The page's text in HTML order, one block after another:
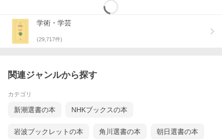
学術・学芸
(29,717件)
関連ジャンルから探す
カテゴリ
新潮選書の本 NHKブックスの本
岩波ブックレットの本 角川選書の本 朝日選書の本